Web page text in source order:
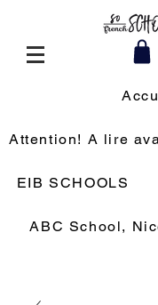
Attention! A lire
EIB SCHOOLS
ABC School,